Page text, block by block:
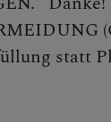
statt